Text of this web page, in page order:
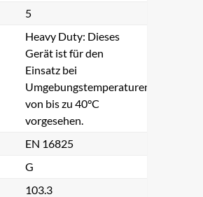
5
Heavy Duty: Dieses
Gerät ist für den
Einsatz bei
Umgebungstemperaturen
von bis zu 40°C
vorgesehen.
EN 16825
G
103.3